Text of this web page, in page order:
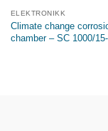
ELEKTRONIKK
Climate change
chamber – SC 1000/